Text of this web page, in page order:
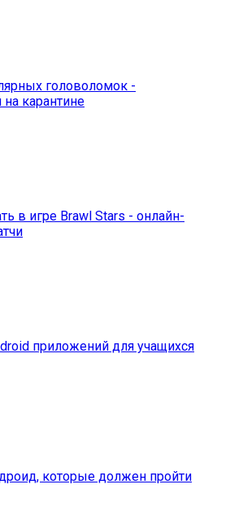
головоломок -
карантине
в игре Brawl Stars - онлайн-
приложений для учащихся
которые должен пройти